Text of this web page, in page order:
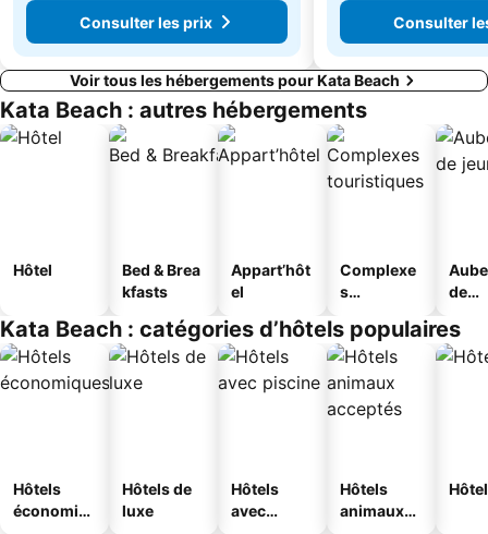
Consulter les prix
Consulter
Voir tous les hébergements pour Kata Beach
Kata Beach : autres hébergements
Hôtel
Bed & Brea
kfasts
Appart’hôt
el
Complexe
s
s
de
Kata Beach : catégories d’hôtels populaires
Hôtels
économiq
Hôtels de
luxe
Hôtels
avec
Hôtels
animaux